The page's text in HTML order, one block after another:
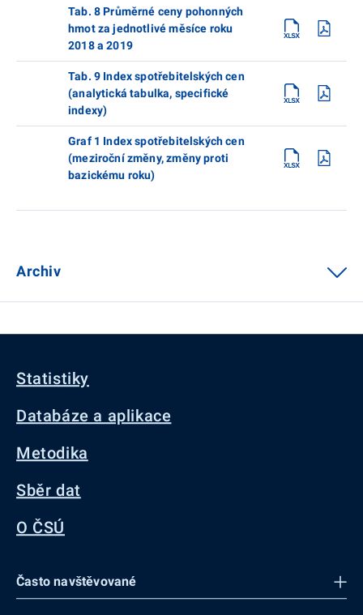
Tab. 8 Průměrné ceny pohonných
hmot za jednotlivé měsíce roku
2018 a 2019
Tab. 9 Index spotřebitelských cen
(analytická tabulka, specifické
indexy)
Graf 1 Index spotřebitelských cen
(meziroční změny, změny proti
bazickému roku)
Archiv
Statistiky
Databáze a aplikace
Metodika
Sběr dat
O ČSÚ
Často navštěvované